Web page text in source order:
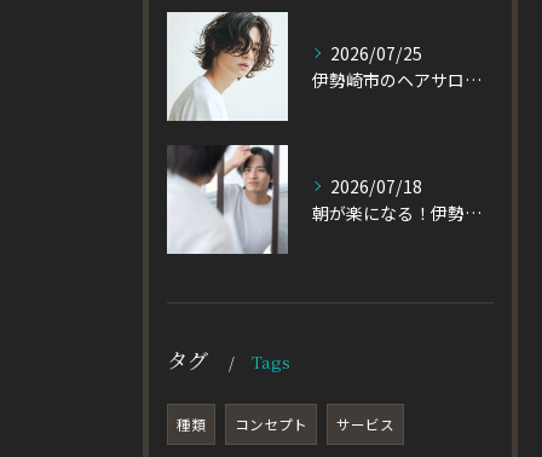
2026/07/25
伊勢崎市のヘアサロン発！黒髪でも重たく見えない大人パーマとは
2026/07/18
朝が楽になる！伊勢崎市の美容室が教える大人パーマスタイル
タグ Tags
種類 コンセプト サービス